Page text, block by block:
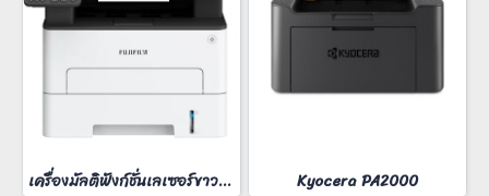
เครื่องมัลติฟังก์ชั่นเลเซอร์ขาวดำ FUJIFilm ApeosPort 3410SD Kyocera PA2000